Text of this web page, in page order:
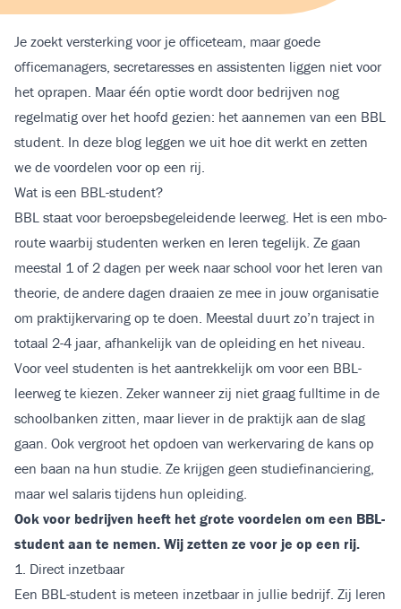
Je zoekt versterking voor je office­team, maar goede
officemanagers, secretaresses en assistenten liggen niet voor
het oprapen. Maar één optie wordt door bedrijven nog
regelmatig over het hoofd gezien: het aannemen van een BBL
student. In deze blog leggen we uit hoe dit werkt en zetten
we de voordelen voor op een rij.
Wat is een BBL-student?
BBL staat voor beroepsbegeleidende leerweg. Het is een mbo-
route waarbij studenten werken en leren tegelijk. Ze gaan
meestal 1 of 2 dagen per week naar school voor het leren van
theorie, de andere dagen draaien ze mee in jouw organisatie
om praktijkervaring op te doen. Meestal duurt zo’n traject in
totaal 2-4 jaar, afhankelijk van de opleiding en het niveau.
Voor veel studenten is het aantrekkelijk om voor een BBL-
leerweg te kiezen. Zeker wanneer zij niet graag fulltime in de
schoolbanken zitten, maar liever in de praktijk aan de slag
gaan. Ook vergroot het opdoen van werkervaring de kans op
een baan na hun studie. Ze krijgen geen studiefinanciering,
maar wel salaris tijdens hun opleiding.
Ook voor bedrijven heeft het grote voordelen om een BBL-
student aan te nemen. Wij zetten ze voor je op een rij.
1. Direct inzetbaar
Een BBL-student is meteen inzetbaar in jullie bedrijf. Zij leren